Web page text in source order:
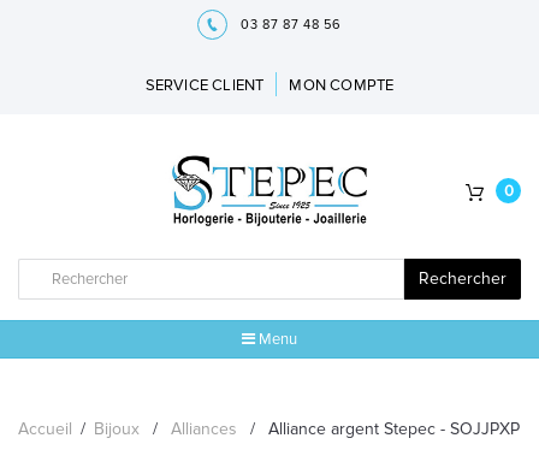
03 87 87 48 56
SERVICE CLIENT MON COMPTE
Rechercher
0
Menu
Accueil / Bijoux / Alliances / Alliance argent Stepec - SOJJPXP